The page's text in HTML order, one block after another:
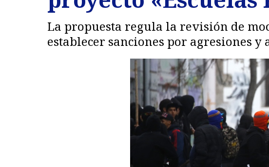
La propuesta regula la revisión de
establecer sanciones por agresiones y